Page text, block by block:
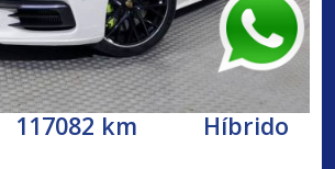
117082 km Híbrido